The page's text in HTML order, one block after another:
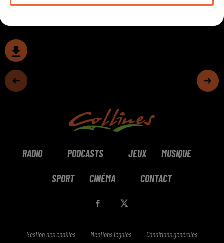
0:00 15 min 19 sec
RADIO PODCASTS JEUX MUSIQUE
SPORT CINÉMA CONTACT
Gestion des cookies Mentions légales Conditions générales